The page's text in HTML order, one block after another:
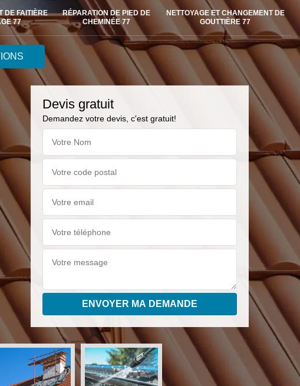
DE FAITIÈRE
77
RÉPARATION DE PIED DE
CHEMINÉE 77
NETTOYAGE ET CHANGEMENT DE
GOUTTIÈRE 77
Devis gratuit
Demandez votre devis, c'est gratuit!